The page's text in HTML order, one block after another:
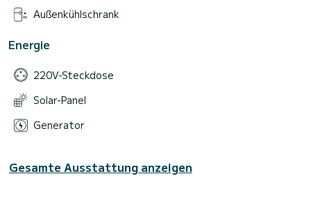
Außenkühlschrank
Energie
220V-Steckdose
Solar-Panel
Generator
Gesamte Ausstattung anzeigen